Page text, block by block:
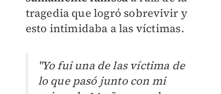
tragedia que logró sobrevivir y
esto intimidaba a las víctimas.
"Yo fui una de las víctima de
lo que pasó junto con mi